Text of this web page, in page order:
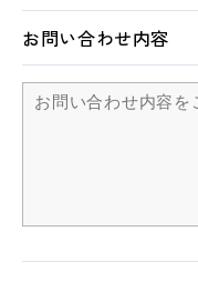
お問い合わせ内容